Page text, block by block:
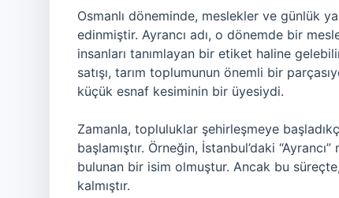
Osmanlı döneminde, meslekler ve günlük
edinmiştir. Ayrancı adı, o dönemde bir
insanları tanımlayan bir etiket haline
satışı, tarım toplumunun önemli bir
küçük esnaf kesiminin bir üyesiydi.
Zamanla, topluluklar şehirleşmeye
başlamıştır. Örneğin, İstanbul’daki
bulunan bir isim olmuştur. Ancak bu
kalmıştır.